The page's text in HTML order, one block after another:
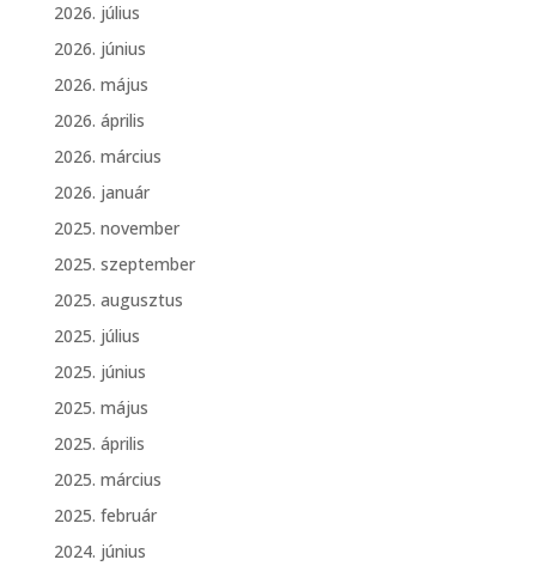
2026. július
2026. június
2026. május
2026. április
2026. március
2026. január
2025. november
2025. szeptember
2025. augusztus
2025. július
2025. június
2025. május
2025. április
2025. március
2025. február
2024. június